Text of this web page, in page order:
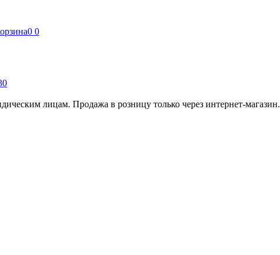
0 0
лицам. Продажа в розницу только через интернет-магазин.